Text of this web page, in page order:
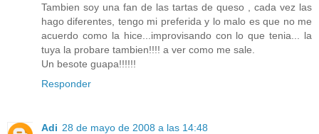
Tambien soy una fan de las tartas de queso , cada vez las
hago diferentes, tengo mi preferida y lo malo es que no me
acuerdo como la hice...improvisando con lo que tenia... la
tuya la probare tambien!!!! a ver como me sale.
Un besote guapa!!!!!!
Responder
Adi 28 de mayo de 2008 a las 14:48